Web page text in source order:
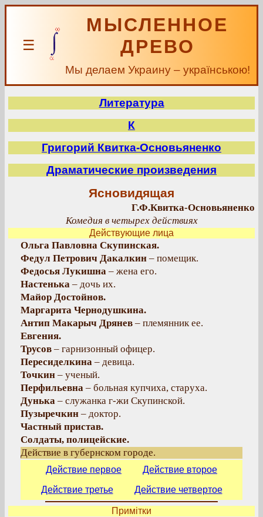
☰
МЫСЛЕННОЕ
ДРЕВО
Мы делаем Украину – українською!
Литература
К
Григорий Квитка-Основьяненко
Драматические произведения
Ясновидящая
Г.Ф.Квитка-Основьяненко
Комедия в четырех действиях
Действующие лица
Ольга Павловна Скупинская.
Федул Петрович Дакалкин – помещик.
Федосья Лукишна – жена его.
Настенька – дочь их.
Майор Достойнов.
Маргарита Чернодушкина.
Антип Макарыч Дрянев – племянник ее.
Евгения.
Трусов – гарнизонный офицер.
Пересиделкина – девица.
Точкин – ученый.
Перфильевна – больная купчиха, старуха.
Дунька – служанка г-жи Скупинской.
Пузыречкин – доктор.
Частный пристав.
Солдаты, полицейские.
Действие в губернском городе.
Действие первое
Действие второе
Действие третье
Действие четвертое
Примітки